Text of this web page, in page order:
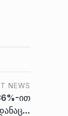
NEWS
ით